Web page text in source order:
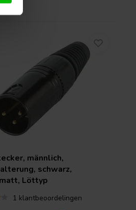
männlich,
schwarz,
Löttyp
1 klantbeoordelingen